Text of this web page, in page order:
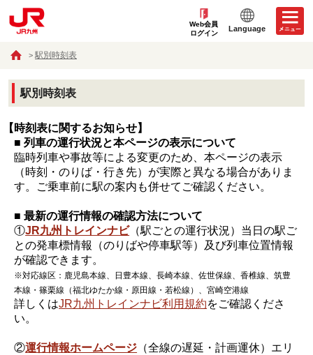
Web会員
ログイン
Language
駅別時刻表
駅別時刻表
【時刻表に関するお知らせ】
■ 列車の運行状況と本ページの表示について
臨時列車や事故等による変更のため、本ページの表示
（時刻・のりば・行き先）が実際と異なる場合がありま
す。ご乗車前に駅の案内も併せてご確認ください。
■ 最新の運行情報の確認方法について
①JR九州トレインナビ（駅ごとの運行状況）当日の駅ご
との発車標情報（のりばや停車駅等）及び列車位置情報
が確認できます。
※対応線区：鹿児島本線、日豊本線、長崎本線、佐世保線、香椎線、筑豊
本線・篠栗線（福北ゆたか線・原田線・若松線）、宮崎空港線
詳しくはJR九州トレインナビ利用規約をご確認くださ
い。
②運行情報ホームページ （全線の遅延・計画運休）エリ